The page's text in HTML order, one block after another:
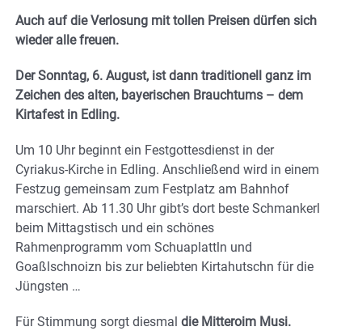
Auch auf die Verlosung mit tollen Preisen dürfen sich
wieder alle freuen.
Der Sonntag, 6. August, ist dann traditionell ganz im
Zeichen des alten, bayerischen Brauchtums – dem
Kirtafest in Edling.
Um 10 Uhr beginnt ein Festgottesdienst in der
Cyriakus-Kirche in Edling. Anschließend wird in einem
Festzug gemeinsam zum Festplatz am Bahnhof
marschiert. Ab 11.30 Uhr gibt’s dort beste Schmankerl
beim Mittagstisch und ein schönes
Rahmenprogramm vom Schuaplattln und
Goaßlschnoizn bis zur beliebten Kirtahutschn für die
Jüngsten …
Für Stimmung sorgt diesmal die Mitteroim Musi.